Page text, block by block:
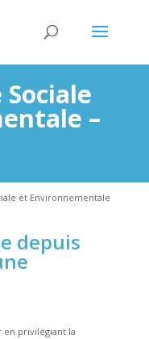
–
et Environnementale
depuis
en privilégiant la